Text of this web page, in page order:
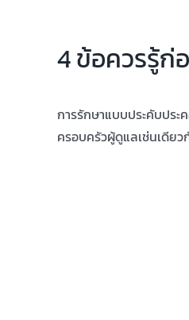
4 ข้อควรรู้ก่
การรักษาแบบประคับประ
ครอบครัวผู้ดูแลเช่นเดีย